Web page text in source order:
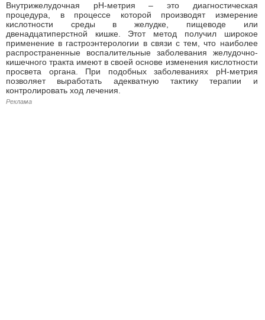
Внутрижелудочная рН-метрия – это диагностическая
процедура, в процессе которой производят измерение
кислотности среды в желудке, пищеводе или
двенадцатиперстной кишке. Этот метод получил широкое
применение в гастроэнтерологии в связи с тем, что наиболее
распространенные воспалительные заболевания желудочно-
кишечного тракта имеют в своей основе изменения кислотности
просвета органа. При подобных заболеваниях рН-метрия
позволяет выработать адекватную тактику терапии и
контролировать ход лечения.
Реклама